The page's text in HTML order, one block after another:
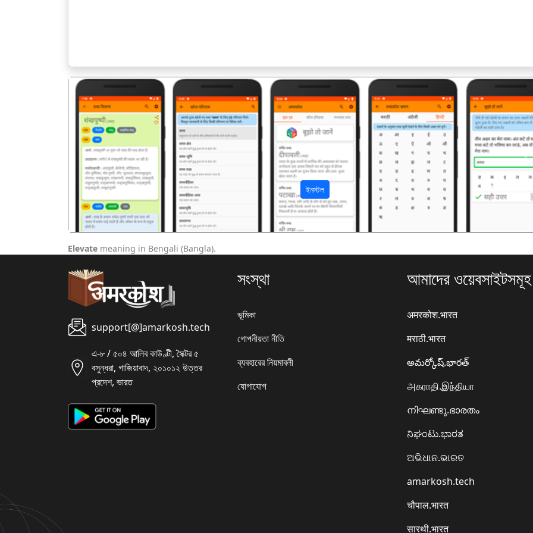
ইনস্টল
पिछला
Elevate meaning in Bengali (Bangla).
support[@]amarkosh.tech
এ-৮ / ৫০৪ আলিব কাউণ্টী, সৈক্টর ৫
বসুন্ধরা, গাজিয়াবাদ, ২০১০১২ উত্তর
প্রদেশ, ভারত
সংস্থা
ভূমিকা
গোপনীয়তা নীতি
ব্যবহারের নিয়মাবলী
যোগাযোগ
আমাদের ওয়েবসাইটসমূহ
अमरकोश.भारत
मराठी.भारत
అమర్కోష్.భారత్
அகராதி.இந்தியா
നിഘണ്ടു.ഭാരതം
ನಿಘಂಟು.ಭಾರತ
ଅଭିଧାନ.ଭାରତ
amarkosh.tech
चौपाल.भारत
सारथी.भारत